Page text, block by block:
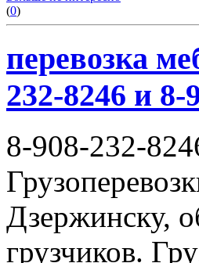
(0)
перевозка
232-8246 и 8-
8-908-232-
Дзержинску,
грузчиков.